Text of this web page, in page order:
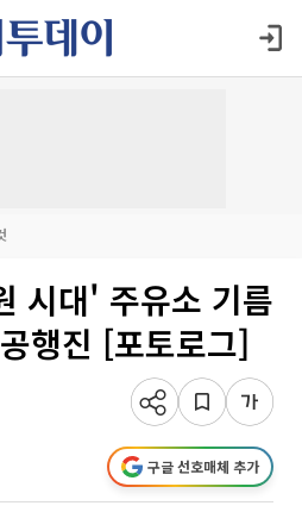
시대' 주유소 기름
행진 [포토로그]
구글 선호매체 추가